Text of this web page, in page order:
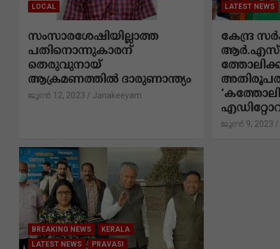
LOCAL
സംസാരശേഷിയില്ലാത്ത
പതിനൊന്നുകാരന്
തെരുവുനായ്
ആക്രമണത്തില്‍ ദാരുണാന്ത്യം
ജൂൺ 12, 2023 Janakeeyam
LATEST NEWS
കേന്ദ്ര
ജൂൺ 9, 2023
BREAKING NEWS
KERALA
LATEST NEWS
PRAVASI